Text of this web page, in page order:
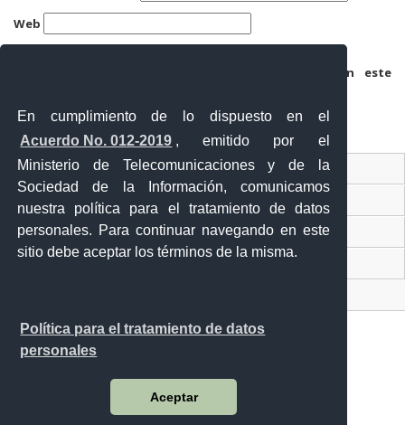
En cumplimiento de lo dispuesto en el
Acuerdo No. 012-2019 , emitido por el
Ministerio de Telecomunicaciones y de la
Sociedad de la Información, comunicamos
nuestra política para el tratamiento de datos
personales. Para continuar navegando en este
sitio debe aceptar los términos de la misma.
Política para el tratamiento de datos
personales
Aceptar
Web
Guarda mi nombre, correo electrónico y web en este
Ventanilla Única Virtual
Ventanilla Única de Comercio Exterior
Gobierno Abierto
Malecón y Aguirre
Guayaquil - Ecuador